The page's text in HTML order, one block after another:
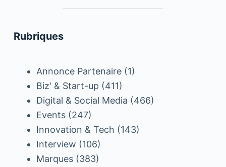
Rubriques
Annonce Partenaire(1)
Biz' & Start-up (411)
Digital & Social Media (466)
Events(247)
Innovation & Tech (143)
Interview (106)
Marques(383)